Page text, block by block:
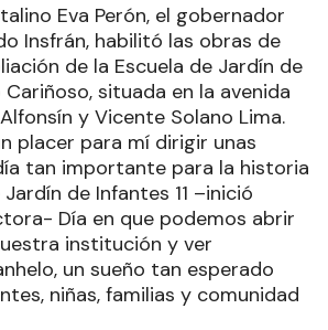
Eva Perón, el gobernador
Insfrán, habilitó las obras de
de la Escuela de Jardín de
Cariñoso, situada en la avenida
y Vicente Solano Lima.
placer para mí dirigir unas
tan importante para la historia
de Infantes 11 –inició
Día en que podemos abrir
institución y ver
un sueño tan esperado
niñas, familias y comunidad